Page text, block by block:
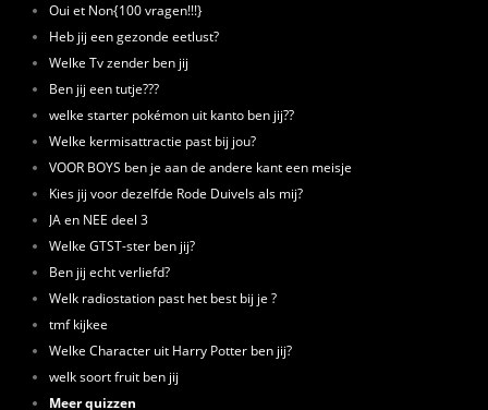
Oui et Non{100 vragen!!!}
Heb jij een gezonde eetlust?
Welke Tv zender ben jij
Ben jij een tutje???
welke starter pokémon uit kanto ben jij??
Welke kermisattractie past bij jou?
VOOR BOYS ben je aan de andere kant een meisje
Kies jij voor dezelfde Rode Duivels als mij?
JA en NEE deel 3
Welke GTST-ster ben jij?
Ben jij echt verliefd?
Welk radiostation past het best bij je ?
tmf kijkee
Welke Character uit Harry Potter ben jij?
welk soort fruit ben jij
Meer quizzen